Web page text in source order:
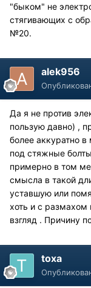
"быком" не
стягивающих с
№20.
alek956
Да я не против
пользую давно) ,
более аккуратно в
под стяжные
примерно в том
смысла в такой
уставшую или
хоть и с размахом
взгляд . Причину
toxa